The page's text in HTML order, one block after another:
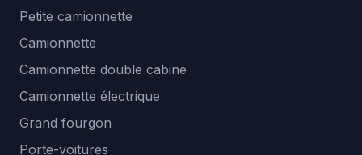
Petite camionnette
Camionnette
Camionnette double cabine
Camionnette électrique
Grand fourgon
Porte-voitures